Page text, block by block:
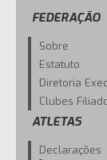
FEDERAÇÃO
Sobre
Estatuto
Diretoria
Clubes
ATLETAS
Declarações